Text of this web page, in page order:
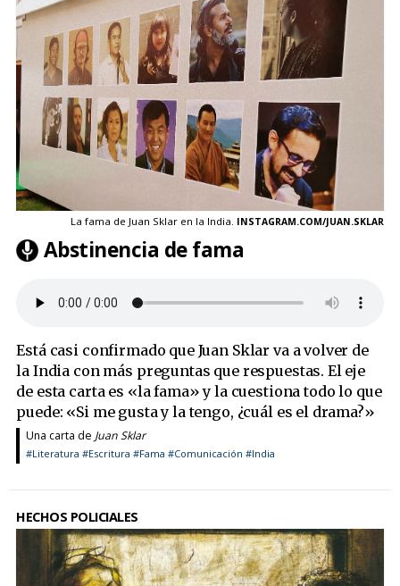
La fama de Juan Sklar en la India. INSTAGRAM.COM/JUAN.SKLAR
Abstinencia de fama
Está casi confirmado que Juan Sklar va a volver de
la India con más preguntas que respuestas. El eje
de esta carta es «la fama» y la cuestiona todo lo que
puede: «Si me gusta y la tengo, ¿cuál es el drama?»
Una carta de Juan Sklar
#Literatura #Escritura #Fama #Comunicación #India
HECHOS POLICIALES